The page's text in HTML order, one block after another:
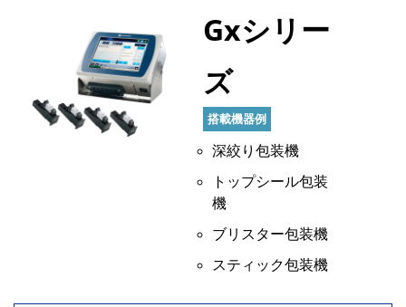
Gxシリー
ズ
搭載機器例
深絞り包装機
トップシール包装
機
ブリスター包装機
スティック包装機